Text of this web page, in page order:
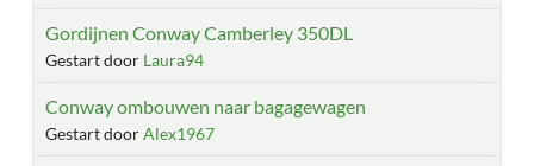
Gordijnen Conway Camberley 350DL
Gestart door Laura94
Conway ombouwen naar bagagewagen
Gestart doorAlex1967